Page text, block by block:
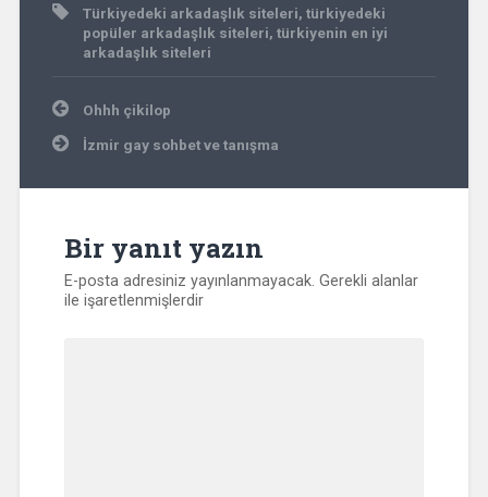
Türkiyedeki arkadaşlık siteleri, türkiyedeki
popüler arkadaşlık siteleri, türkiyenin en iyi
arkadaşlık siteleri
Yazı
gezinmesi
Ohhh çikilop
İzmir gay sohbet ve tanışma
Bir yanıt yazın
E-posta adresiniz yayınlanmayacak. Gerekli alanlar
ile işaretlenmişlerdir